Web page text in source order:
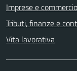
Imprese e commercio
Tributi, finanze e
Vita lavorativa